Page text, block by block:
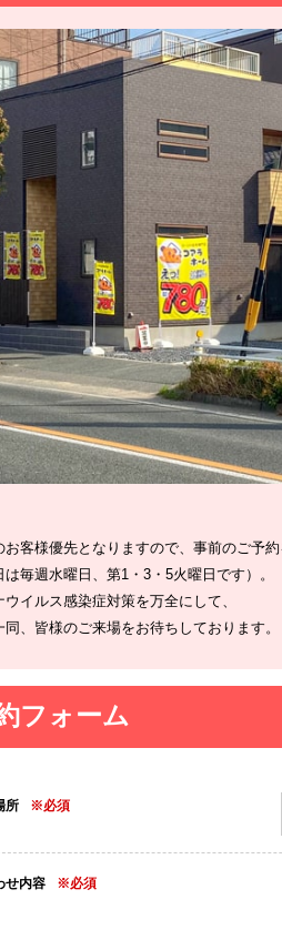
客様優先となりますので、事前のご予約
毎週水曜日、第1・3・5火曜日です）。
ウイルス感染症対策を万全にして、
同、皆様のご来場をお待ちしております。
フォーム
所 ※必須
せ内容 ※必須